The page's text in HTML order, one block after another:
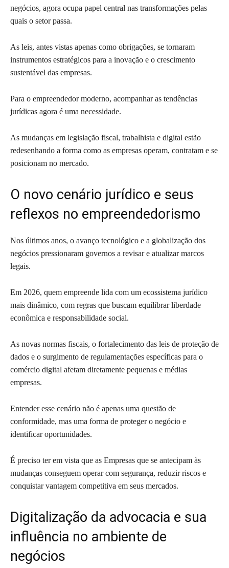
negócios, agora ocupa papel central nas transformações pelas
quais o setor passa.
As leis, antes vistas apenas como obrigações, se tornaram
instrumentos estratégicos para a inovação e o crescimento
sustentável das empresas.
Para o empreendedor moderno, acompanhar as tendências
jurídicas agora é uma necessidade.
As mudanças em legislação fiscal, trabalhista e digital estão
redesenhando a forma como as empresas operam, contratam e se
posicionam no mercado.
O novo cenário jurídico e seus
reflexos no empreendedorismo
Nos últimos anos, o avanço tecnológico e a globalização dos
negócios pressionaram governos a revisar e atualizar marcos
legais.
Em 2026, quem empreende lida com um ecossistema jurídico
mais dinâmico, com regras que buscam equilibrar liberdade
econômica e responsabilidade social.
As novas normas fiscais, o fortalecimento das leis de proteção de
dados e o surgimento de regulamentações específicas para o
comércio digital afetam diretamente pequenas e médias
empresas.
Entender esse cenário não é apenas uma questão de
conformidade, mas uma forma de proteger o negócio e
identificar oportunidades.
É preciso ter em vista que as Empresas que se antecipam às
mudanças conseguem operar com segurança, reduzir riscos e
conquistar vantagem competitiva em seus mercados.
Digitalização da advocacia e sua
influência no ambiente de
negócios